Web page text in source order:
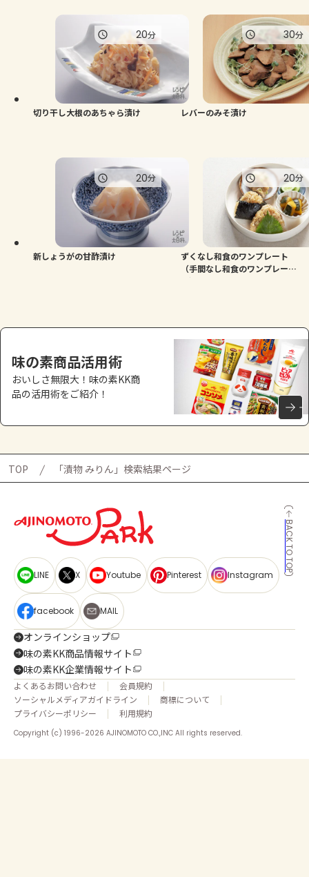
切り干し大根のあちゃら漬け
20分
レバーのみそ漬け
30分
新しょうがの甘酢漬け
20分
ずくなし和食のワンプレート
（手間なし和食のワンプレー
ト）
20分
味の素商品活用術
おいしさ無限大！味の素KK商
品の活用術をご紹介！
TOP 「漬物 みりん」検索結果ページ
BACK TO TOP
LINE X Youtube Pinterest Instagram
facebook MAIL
オンラインショップ
味の素KK商品情報サイト
味の素KK企業情報サイト
よくあるお問い合わせ
会員規約
ソーシャルメディアガイドライン
商標について
プライバシーポリシー
利用規約
Copyright (c) 1996-2026 AJINOMOTO CO.,INC All rights reserved.